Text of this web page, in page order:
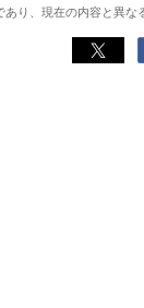
き出し、人々に伝える
り、現在の内容と異な